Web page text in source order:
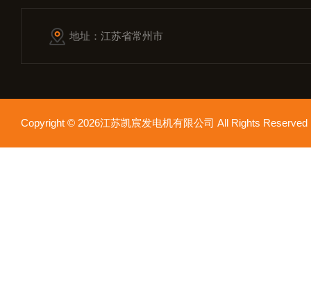
地址：江苏省常州市
Copyright © 2026江苏凯宸发电机有限公司 All Rights